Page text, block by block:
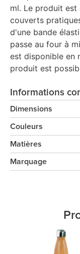
ml. Le produit est
couverts
d'une bande
passe au four à
est disponible en
produit est
Informations
Dimensions
Couleurs
Matières
Marquage